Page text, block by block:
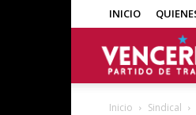
INICIO
Inicio Sindical